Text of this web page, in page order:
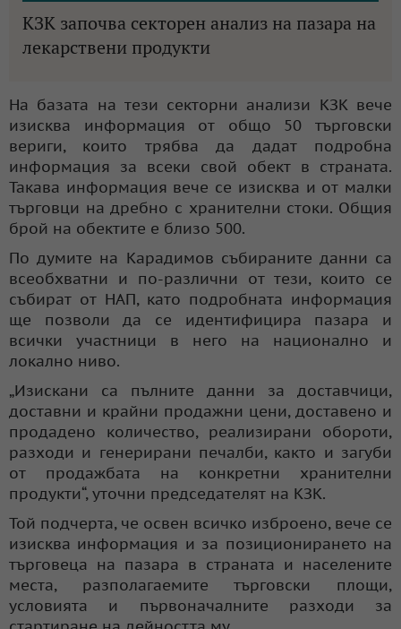
КЗК започва секторен анализ на пазара на
лекарствени продукти
На базата на тези секторни анализи КЗК вече
изисква информация от общо 50 търговски
вериги, които трябва да дадат подробна
информация за всеки свой обект в страната.
Такава информация вече се изисква и от малки
търговци на дребно с хранителни стоки. Общия
брой на обектите е близо 500.
По думите на Карадимов събираните данни са
всеобхватни и по-различни от тези, които се
събират от НАП, като подробната информация
ще позволи да се идентифицира пазара и
всички участници в него на национално и
локално ниво.
„Изискани са пълните данни за доставчици,
доставни и крайни продажни цени, доставено и
продадено количество, реализирани обороти,
разходи и генерирани печалби, както и загуби
от продажбата на конкретни хранителни
продукти“, уточни председателят на КЗК.
Той подчерта, че освен всичко изброено, вече се
изисква информация и за позиционирането на
търговеца на пазара в страната и населените
места, разполагаемите търговски площи,
условията и първоначалните разходи за